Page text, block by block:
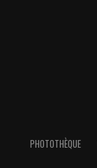
PHOTOTHÈQUE